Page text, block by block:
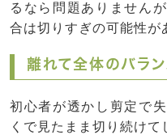
るなら問題ありません
合は切りすぎの可能性が
離れて全体のバラ
初心者が透かし剪定で
くで見たまま切り続けて